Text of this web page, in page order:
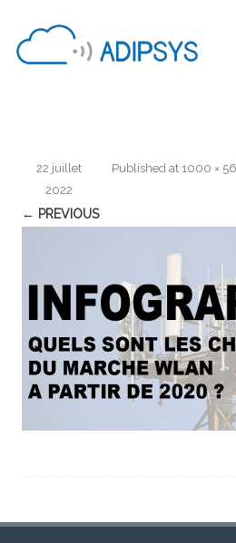
Published
22 juillet
2022
at 1000 ×
← PREVIOUS